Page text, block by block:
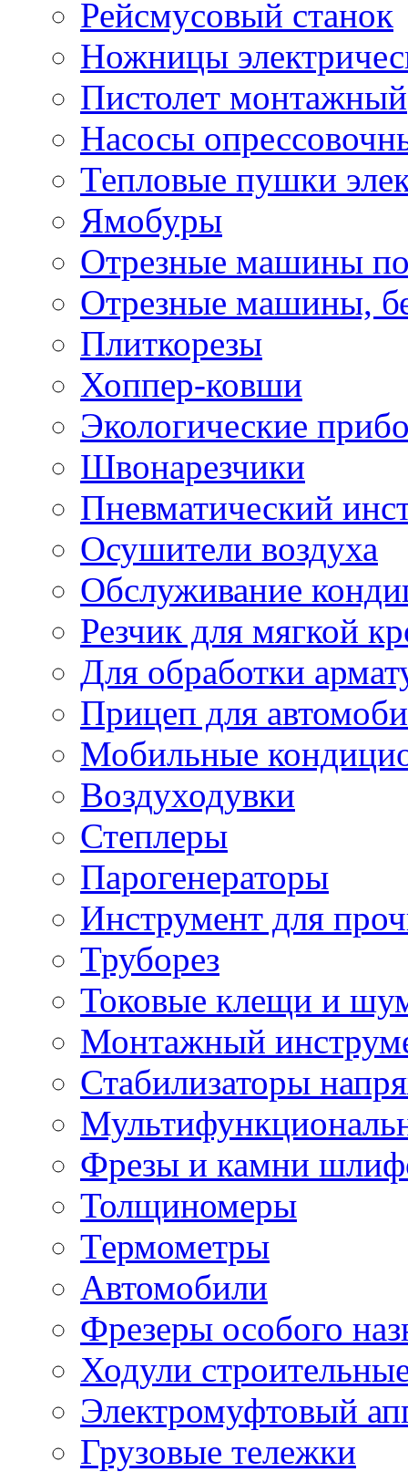
Рейсмусовый станок
Ножницы
Пистолет монтажный
Насосы
Тепловые пушки
Ямобуры
Отрезные машины
Отрезные машины,
Плиткорезы
Хоппер-ковши
Экологические
Швонарезчики
Пневматический
Осушители воздуха
Обслуживание
Резчик для мягкой
Для обработки
Прицеп для
Мобильные
Воздуходувки
Степлеры
Парогенераторы
Инструмент для
Труборез
Токовые клещи и
Монтажный
Стабилизаторы
Фрезы и камни
Толщиномеры
Термометры
Автомобили
Фрезеры особого
Ходули
Электромуфтовый
Грузовые тележки